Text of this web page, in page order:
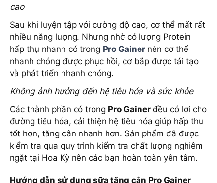
cao
Sau khi luyện tập với cường độ cao, cơ thể mất rất
nhiều năng lượng. Nhưng nhờ có lượng Protein
hấp thụ nhanh có trong Pro Gainer nên cơ thể
nhanh chóng được phục hồi, cơ bắp được tái tạo
và phát triển nhanh chóng.
Không ảnh hưởng đến hệ tiêu hóa và sức khỏe
Các thành phần có trong Pro Gainer đều có lợi cho
đường tiêu hóa, cải thiện hệ tiêu hóa giúp hấp thu
tốt hơn, tăng cân nhanh hơn. Sản phẩm đã được
kiểm tra qua quy trình kiểm tra chất lượng nghiêm
ngặt tại Hoa Kỳ nên các bạn hoàn toàn yên tâm.
Hướng dẫn sử dụng sữa tăng cân Pro Gainer